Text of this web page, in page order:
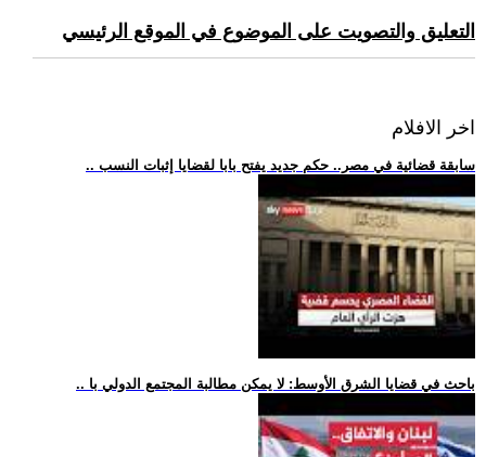
التعليق والتصويت على الموضوع في الموقع الرئيسي
اخر الافلام
.. سابقة قضائية في مصر.. حكم جديد يفتح بابا لقضايا إثبات النسب
.. باحث في قضايا الشرق الأوسط: لا يمكن مطالبة المجتمع الدولي با